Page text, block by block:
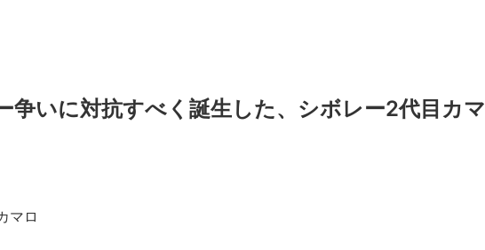
争いに対抗すべく誕生した、シボレー2代目カマ